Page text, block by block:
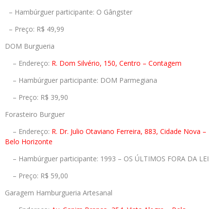
– Hambúrguer participante: O Gângster
– Preço: R$ 49,99
DOM Burgueria
– Endereço: R. Dom Silvério, 150, Centro – Contagem
– Hambúrguer participante: DOM Parmegiana
– Preço: R$ 39,90
Forasteiro Burguer
– Endereço: R. Dr. Julio Otaviano Ferreira, 883, Cidade Nova –
Belo Horizonte
– Hambúrguer participante: 1993 – OS ÚLTIMOS FORA DA LEI
– Preço: R$ 59,00
Garagem Hamburgueria Artesanal